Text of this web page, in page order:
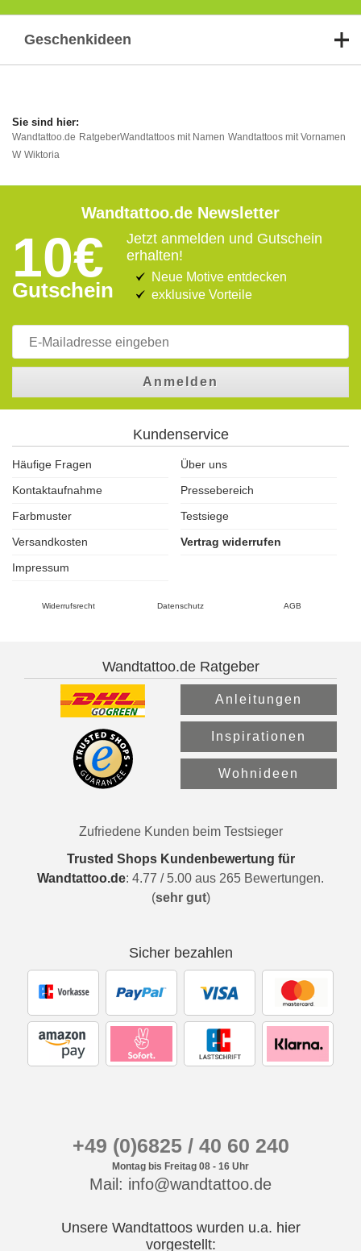
Geschenkideen
Wandtattoo.de RatgeberWandtattoos mit Namen Wandtattoos mit Vornamen
W Wiktoria
Wandtattoo.de Newsletter
10€
Gutschein
Jetzt anmelden und Gutschein
erhalten!
Neue Motive entdecken
exklusive Vorteile
Anmelden
Kundenservice
Häufige Fragen
Über uns
Kontaktaufnahme
Pressebereich
Farbmuster
Testsiege
Versandkosten
Vertrag widerrufen
Impressum
Widerrufsrecht Datenschutz AGB
Wandtattoo.de Ratgeber
Anleitungen
Inspirationen
Wohnideen
Zufriedene Kunden beim Testsieger
Trusted Shops Kundenbewertung für
Wandtattoo.de: 4.77 / 5.00 aus 265 Bewertungen.
(sehr gut)
Sicher bezahlen
+49 (0)6825 / 40 60 240
Montag bis Freitag 08 - 16 Uhr
Mail: info@wandtattoo.de
Unsere Wandtattoos wurden u.a. hier
vorgestellt: